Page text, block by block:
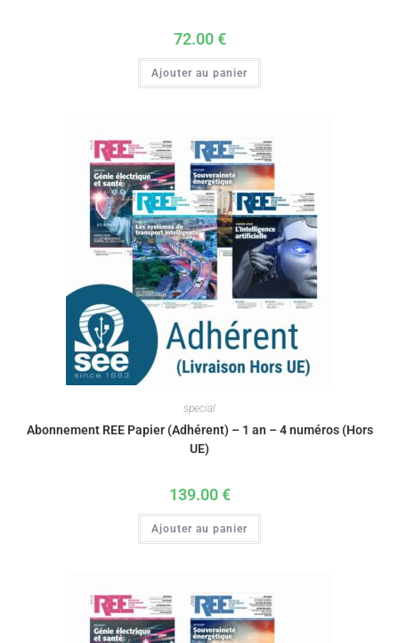
72.00€
Ajouter au panier
special
Abonnement REE Papier (Adhérent) – 1 an – 4 numéros (Hors
UE)
139.00€
Ajouter au panier